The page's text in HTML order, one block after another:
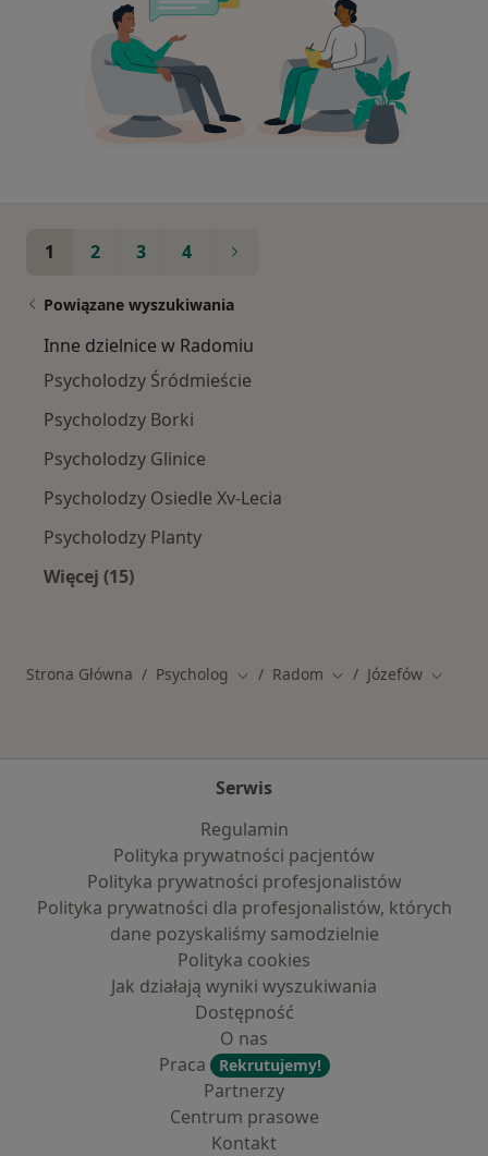
1 2 3 4
Powiązane wyszukiwania
Inne dzielnice w Radomiu
Psycholodzy Śródmieście
Psycholodzy Borki
Psycholodzy Glinice
Psycholodzy Osiedle Xv-Lecia
Psycholodzy Planty
Więcej (15)
Strona Główna Psycholog Zmień miasto
Radom Zmień miasto
Józefów Zmień
Serwis
Regulamin
Polityka prywatności pacjentów
Polityka prywatności profesjonalistów
Polityka prywatności dla profesjonalistów, których
dane pozyskaliśmy samodzielnie
Polityka cookies
Jak działają wyniki wyszukiwania
Dostępność
O nas
Praca
Rekrutujemy!
Partnerzy
Centrum prasowe
Kontakt